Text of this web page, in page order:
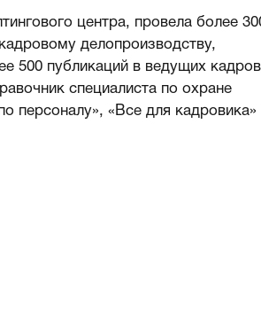
центра, провела более
делопроизводству,
500 публикаций в ведущих
специалиста по охране
персоналу», «Все для кадровика»